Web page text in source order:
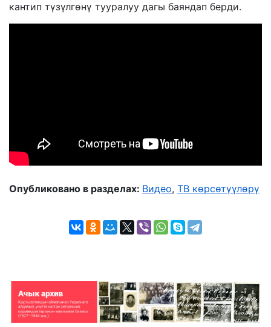
кантип түзүлгөнү тууралуу дагы баяндап берди.
Опубликовано в разделах: Видео, ТВ көрсөтүүлөрү